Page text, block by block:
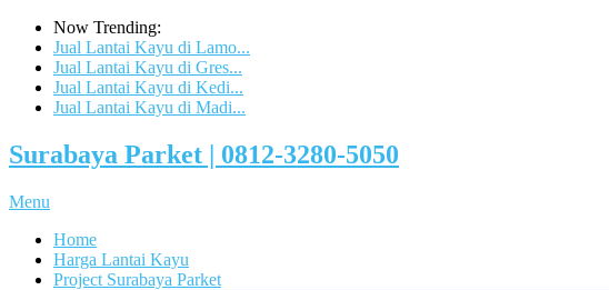
Now Trending:
Jual Lantai Kayu di Lamo...
Jual Lantai Kayu di Gres...
Jual Lantai Kayu di Kedi...
Jual Lantai Kayu di Madi...
Surabaya Parket | 0812-3280-5050
Menu
Home
Harga Lantai Kayu
Project Surabaya Parket